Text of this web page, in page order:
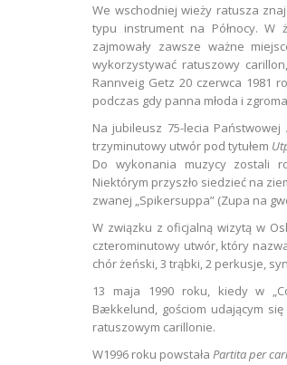
We wschodniej wieży ratusza
typu instrument na Północy. W
zajmowały zawsze ważne
wykorzystywać ratuszowy
Rannveig Getz 20 czerwca 1981
podczas gdy panna młoda i
Na jubileusz 75-lecia
trzyminutowy utwór pod tytułem
Do wykonania muzycy zostali
Niektórym przyszło siedzieć na
zwanej „Spikersuppa” (Zupa na
W związku z oficjalną wizytą w
czterominutowy utwór, który
chór żeński, 3 trąbki, 2 perkusje,
13 maja 1990 roku, kiedy w
Bækkelund, gościom udającym
ratuszowym carillonie.
W1996 roku powstała Partita per